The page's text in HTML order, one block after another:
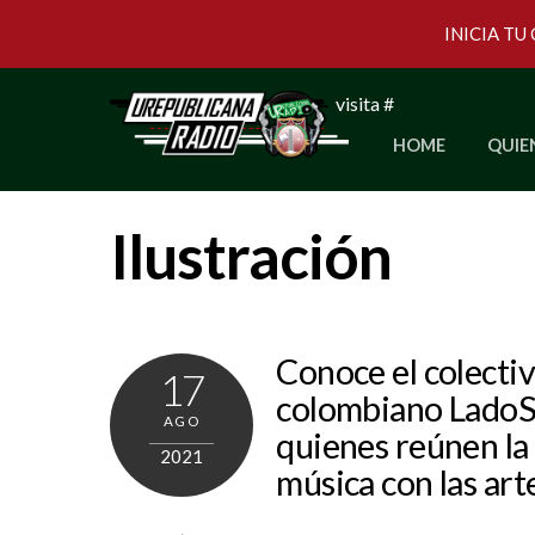
visita #
HOME
Ilustración
17
AGO
2021
Conoce el
colombiano
quienes reúnen la
música con las
INICIA TU